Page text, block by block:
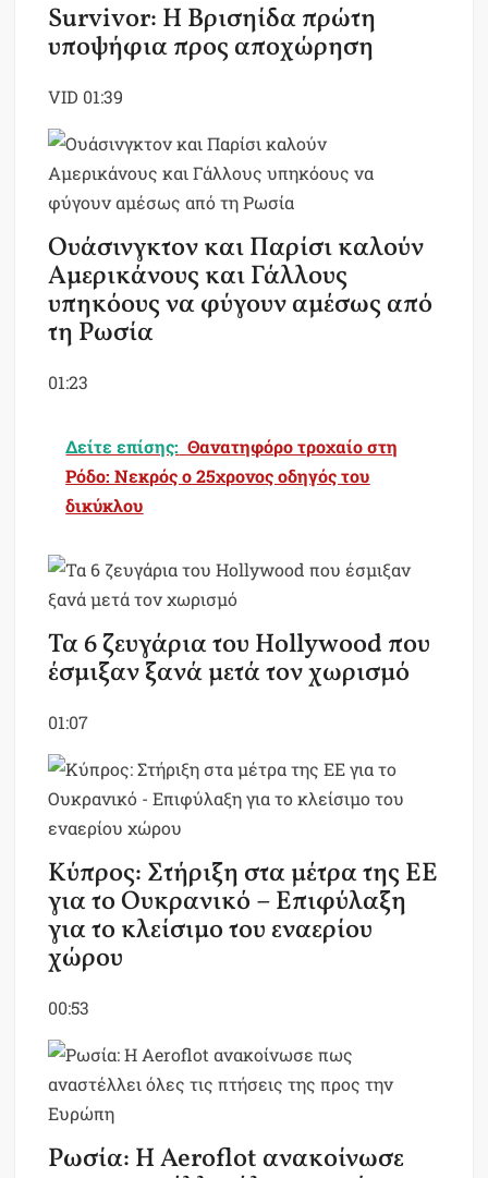
Survivor: Η Βρισηίδα πρώτη
υποψήφια προς αποχώρηση
VID 01:39
Ουάσινγκτον και Παρίσι καλούν
Αμερικάνους και Γάλλους
υπηκόους να φύγουν αμέσως από
τη Ρωσία
01:23
Δείτε επίσης: Θανατηφόρο τροχαίο στη
Ρόδο: Nεκρός ο 25χρονος οδηγός του
δικύκλου
Τα 6 ζευγάρια του Hollywood που
έσμιξαν ξανά μετά τον χωρισμό
01:07
Κύπρος: Στήριξη στα μέτρα της ΕΕ
για το Ουκρανικό – Επιφύλαξη
για το κλείσιμο του εναερίου
χώρου
00:53
Ρωσία: Η Aeroflot ανακοίνωσε